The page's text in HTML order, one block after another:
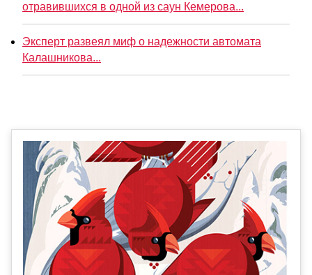
отравившихся в одной из саун Кемерова...
Эксперт развеял миф о надежности автомата
Калашникова...